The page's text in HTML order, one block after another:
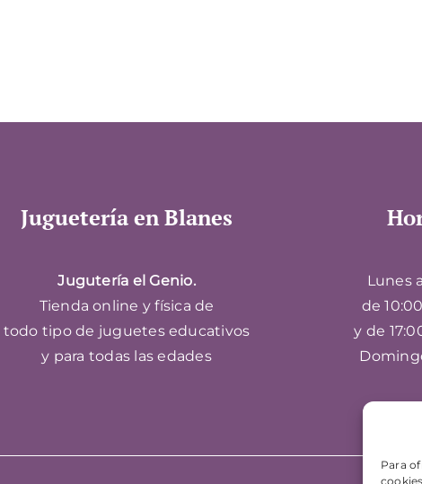
Para
Juguetería en Blanes
Jugutería el Genio.
Tienda online y física de
todo tipo de juguetes educativos
y para todas las edades
Lunes
de
y de